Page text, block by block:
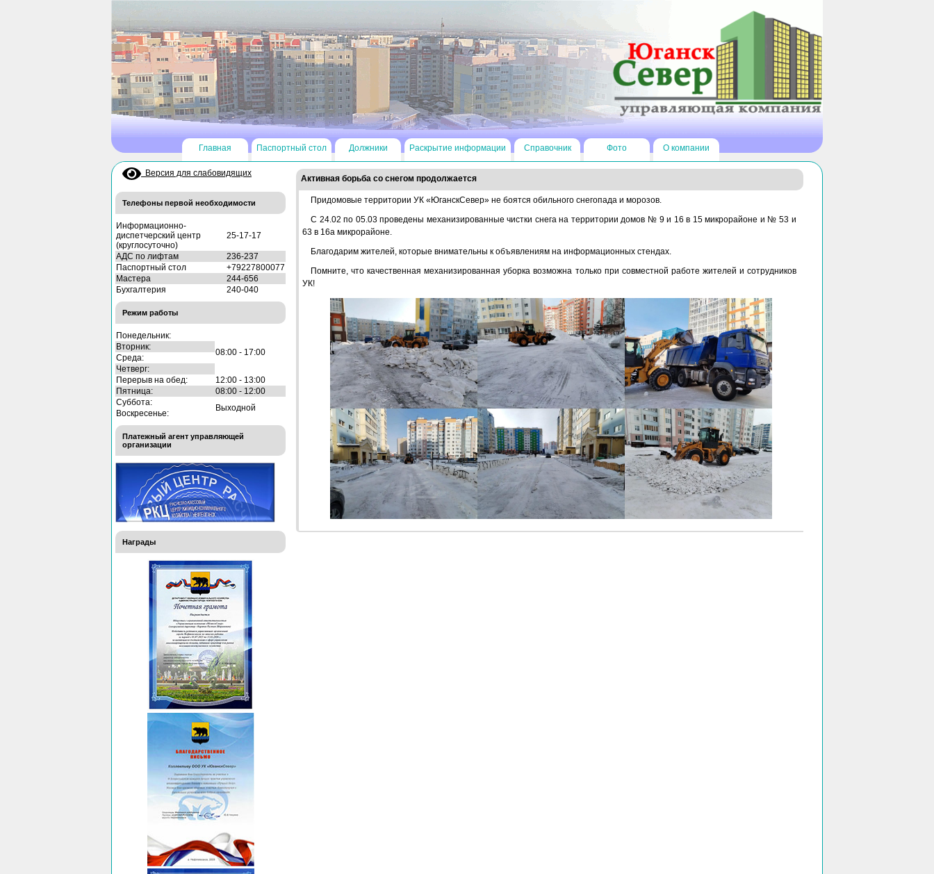
Главная Паспортный стол Должники Раскрытие информации Справочник Фото О компании
Версия для слабовидящих
Телефоны первой необходимости
Информационно-
диспетчерский центр
(круглосуточно)
25-17-17
АДС по лифтам
236-237
Паспортный стол
+79227800077
Мастера
244-656
Бухгалтерия
240-040
Режим работы
Понедельник:
08:00 - 17:00
Вторник:
Среда:
Четверг:
Перерыв на обед:
12:00 - 13:00
Пятница:
08:00 - 12:00
Суббота:
Выходной
Воскресенье:
Платежный агент управляющей
организации
Награды
Активная борьба со снегом продолжается
Придомовые территории УК «ЮганскСевер» не боятся обильного снегопада и морозов.
С 24.02 по 05.03 проведены механизированные чистки снега на территории домов № 9 и 16 в 15 микрорайоне и № 53 и
63 в 16а микрорайоне.
Благодарим жителей, которые внимательны к объявлениям на информационных стендах.
Помните, что качественная механизированная уборка возможна только при совместной работе жителей и сотрудников
УК!